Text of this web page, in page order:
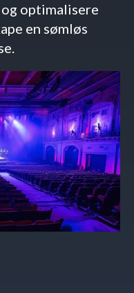
optimalisere
en sømløs